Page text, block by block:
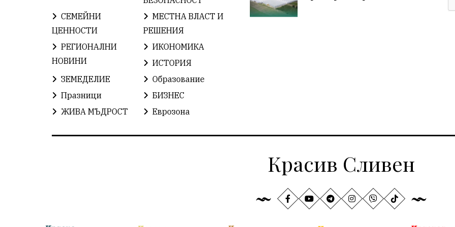
СЕМЕЙНИ
ЦЕННОСТИ
МЕСТНА ВЛАСТ И
РЕШЕНИЯ
РЕГИОНАЛНИ
НОВИНИ
ИКОНОМИКА
ИСТОРИЯ
ЗЕМЕДЕЛИЕ
Образование
Празници
БИЗНЕС
ЖИВА МЪДРОСТ
Еврозона
Красив Сливен